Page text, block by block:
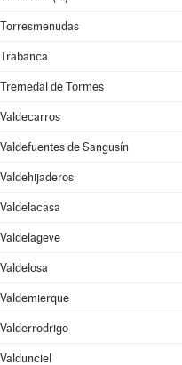
Torresmenudas
Trabanca
Tremedal de Tormes
Valdecarros
Valdefuentes de Sangusín
Valdehijaderos
Valdelacasa
Valdelageve
Valdelosa
Valdemierque
Valderrodrigo
Valdunciel